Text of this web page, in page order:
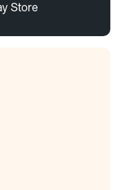
Store